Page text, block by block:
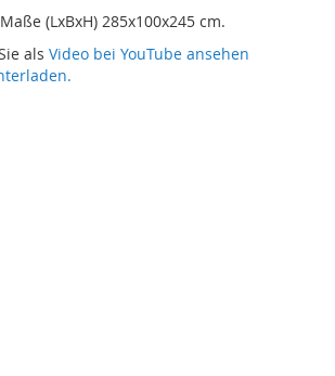
(LxBxH) 285x100x245 cm.
als Video bei YouTube ansehen